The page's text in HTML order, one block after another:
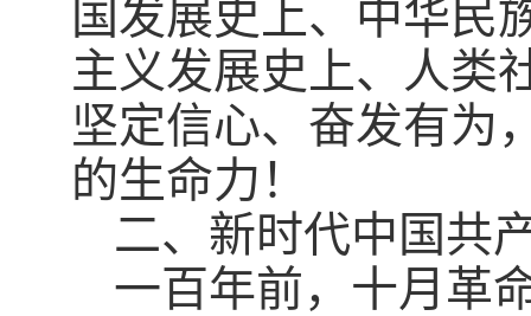
国发展史上、中华民
主义发展史上、人类
坚定信心、奋发有为
的生命力！
二、新时代中国共
一百年前，十月革